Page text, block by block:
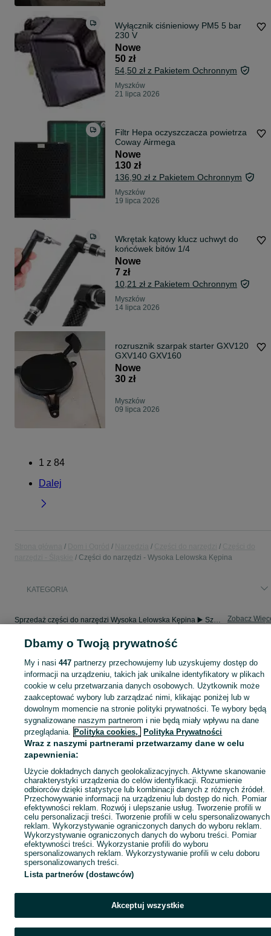
Wyłącznik ciśnieniowy PM5 5 bar
230 V
Nowe
50 zł
54,50 zł z Pakietem Ochronnym
Myszków
21 lipca 2026
Filtr Hepa oczyszczacza powietrza
Coway Airmega
Nowe
130 zł
136,90 zł z Pakietem Ochronnym
Myszków
19 lipca 2026
Wkrętak kątowy klucz uchwyt do
końcówek bitów 1/4
Nowe
7 zł
10,21 zł z Pakietem Ochronnym
Myszków
14 lipca 2026
rozrusznik szarpak starter GXV120
GXV140 GXV160
Nowe
30 zł
Myszków
09 lipca 2026
1 z 84
Dalej
Części do narzędzi - Wysoka Lelowska Kępina
KATEGORIA
Sprzedaż części do narzędzi Wysoka Lelowska Kępina ▶️ Szeroki wybór różnych marek w atrakcyjnych cenach ✅ Nowe i używane ☝ Sprawdź oferty i kupuj na OLX.pl! Zobacz
Mapa kategorii
Mapa miejscowości
Mapa ministron
Popularne wyszukiwania
Dbamy o Twoją prywatność
My i nasi447 partnerzy przechowujemy lub uzyskujemy dostęp do
informacji na urządzeniu, takich jak unikalne identyfikatory w plikach
cookie w celu przetwarzania danych osobowych. Użytkownik może
zaakceptować wybory lub zarządzać nimi, klikając poniżej lub w
dowolnym momencie na stronie polityki prywatności. Te wybory będą
sygnalizowane naszym partnerom i nie będą miały wpływu na dane
przeglądania. Polityka cookies, Polityka Prywatności
Wraz z naszymi partnerami przetwarzamy dane w celu
zapewnienia:
Użycie dokładnych danych geolokalizacyjnych. Aktywne skanowanie
charakterystyki urządzenia do celów identyfikacji. Rozumienie
odbiorców dzięki statystyce lub kombinacji danych z różnych źródeł.
Przechowywanie informacji na urządzeniu lub dostęp do nich. Pomiar
efektywności reklam. Rozwój i ulepszanie usług. Tworzenie profili w
celu personalizacji treści. Tworzenie profili w celu spersonalizowanych
reklam. Wykorzystywanie ograniczonych danych do wyboru reklam.
Wykorzystywanie ograniczonych danych do wyboru treści. Pomiar
efektywności treści. Wykorzystanie profili do wyboru
spersonalizowanych reklam. Wykorzystywanie profili w celu doboru
spersonalizowanych treści.
Lista partnerów (dostawców)
Akceptuj wszystkie